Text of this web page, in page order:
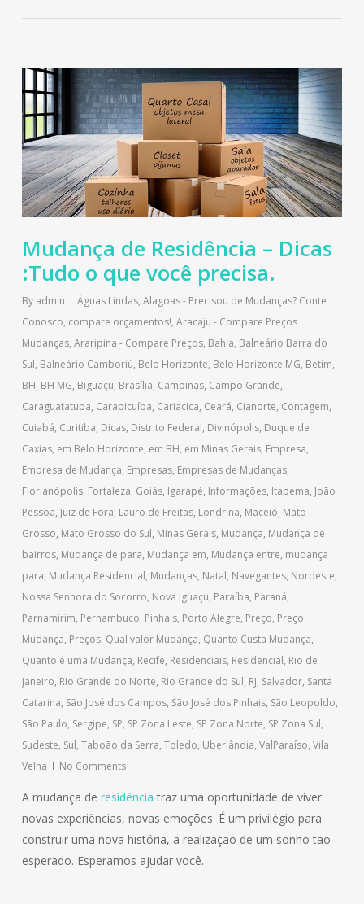
Mudança de Residência – Dicas
:Tudo o que você precisa.
By admin Águas Lindas, Alagoas - Precisou de Mudanças? Conte
Conosco, compare orçamentos!, Aracaju - Compare Preços
Mudanças, Araripina - Compare Preços, Bahia, Balneário Barra do
Sul, Balneário Camboriú, Belo Horizonte, Belo Horizonte MG, Betim,
BH, BH MG, Biguaçu, Brasília, Campinas, Campo Grande,
Caraguatatuba, Carapicuíba, Cariacica, Ceará, Cianorte, Contagem,
Cuiabá, Curitiba, Dicas, Distrito Federal, Divinópolis, Duque de
Caxias, em Belo Horizonte, em BH, em Minas Gerais, Empresa,
Empresa de Mudança, Empresas, Empresas de Mudanças,
Florianópolis, Fortaleza, Goiás, Igarapé, Informações, Itapema, João
Pessoa, Juiz de Fora, Lauro de Freitas, Londrina, Maceió, Mato
Grosso, Mato Grosso do Sul, Minas Gerais, Mudança, Mudança de
bairros, Mudança de para, Mudança em, Mudança entre, mudança
para, Mudança Residencial, Mudanças, Natal, Navegantes, Nordeste,
Nossa Senhora do Socorro, Nova Iguaçu, Paraíba, Paraná,
Parnamirim, Pernambuco, Pinhais, Porto Alegre, Preço, Preço
Mudança, Preços, Qual valor Mudança, Quanto Custa Mudança,
Quanto é uma Mudança, Recife, Residenciais, Residencial, Rio de
Janeiro, Rio Grande do Norte, Rio Grande do Sul, RJ, Salvador, Santa
Catarina, São José dos Campos, São José dos Pinhais, São Leopoldo,
São Paulo, Sergipe, SP, SP Zona Leste, SP Zona Norte, SP Zona Sul,
Sudeste, Sul, Taboão da Serra, Toledo, Uberlândia, ValParaíso, Vila
Velha
No Comments
A mudança de residência traz uma oportunidade de viver
novas experiências, novas emoções. É um privilégio para
construir uma nova história, a realização de um sonho tão
esperado. Esperamos ajudar você.